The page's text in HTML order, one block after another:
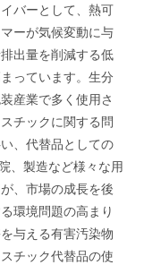
バーとして、熱可
ーが気候変動に与
出量を削減する低
っています。生分
産業で多く使用さ
チックに関する問
、代替品としての
、製造など様々な用
、市場の成長を後
環境問題の高まり
与える有害汚染物
チック代替品の使